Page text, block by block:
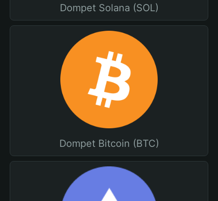
Dompet Solana (SOL)
Dompet Bitcoin (BTC)